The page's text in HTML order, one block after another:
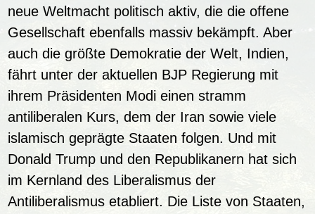
neue Weltmacht politisch aktiv, die die offene
Gesellschaft ebenfalls massiv bekämpft. Aber
auch die größte Demokratie der Welt, Indien,
fährt unter der aktuellen BJP Regierung mit
ihrem Präsidenten Modi einen stramm
antiliberalen Kurs, dem der Iran sowie viele
islamisch geprägte Staaten folgen. Und mit
Donald Trump und den Republikanern hat sich
im Kernland des Liberalismus der
Antiliberalismus etabliert. Die Liste von Staaten,